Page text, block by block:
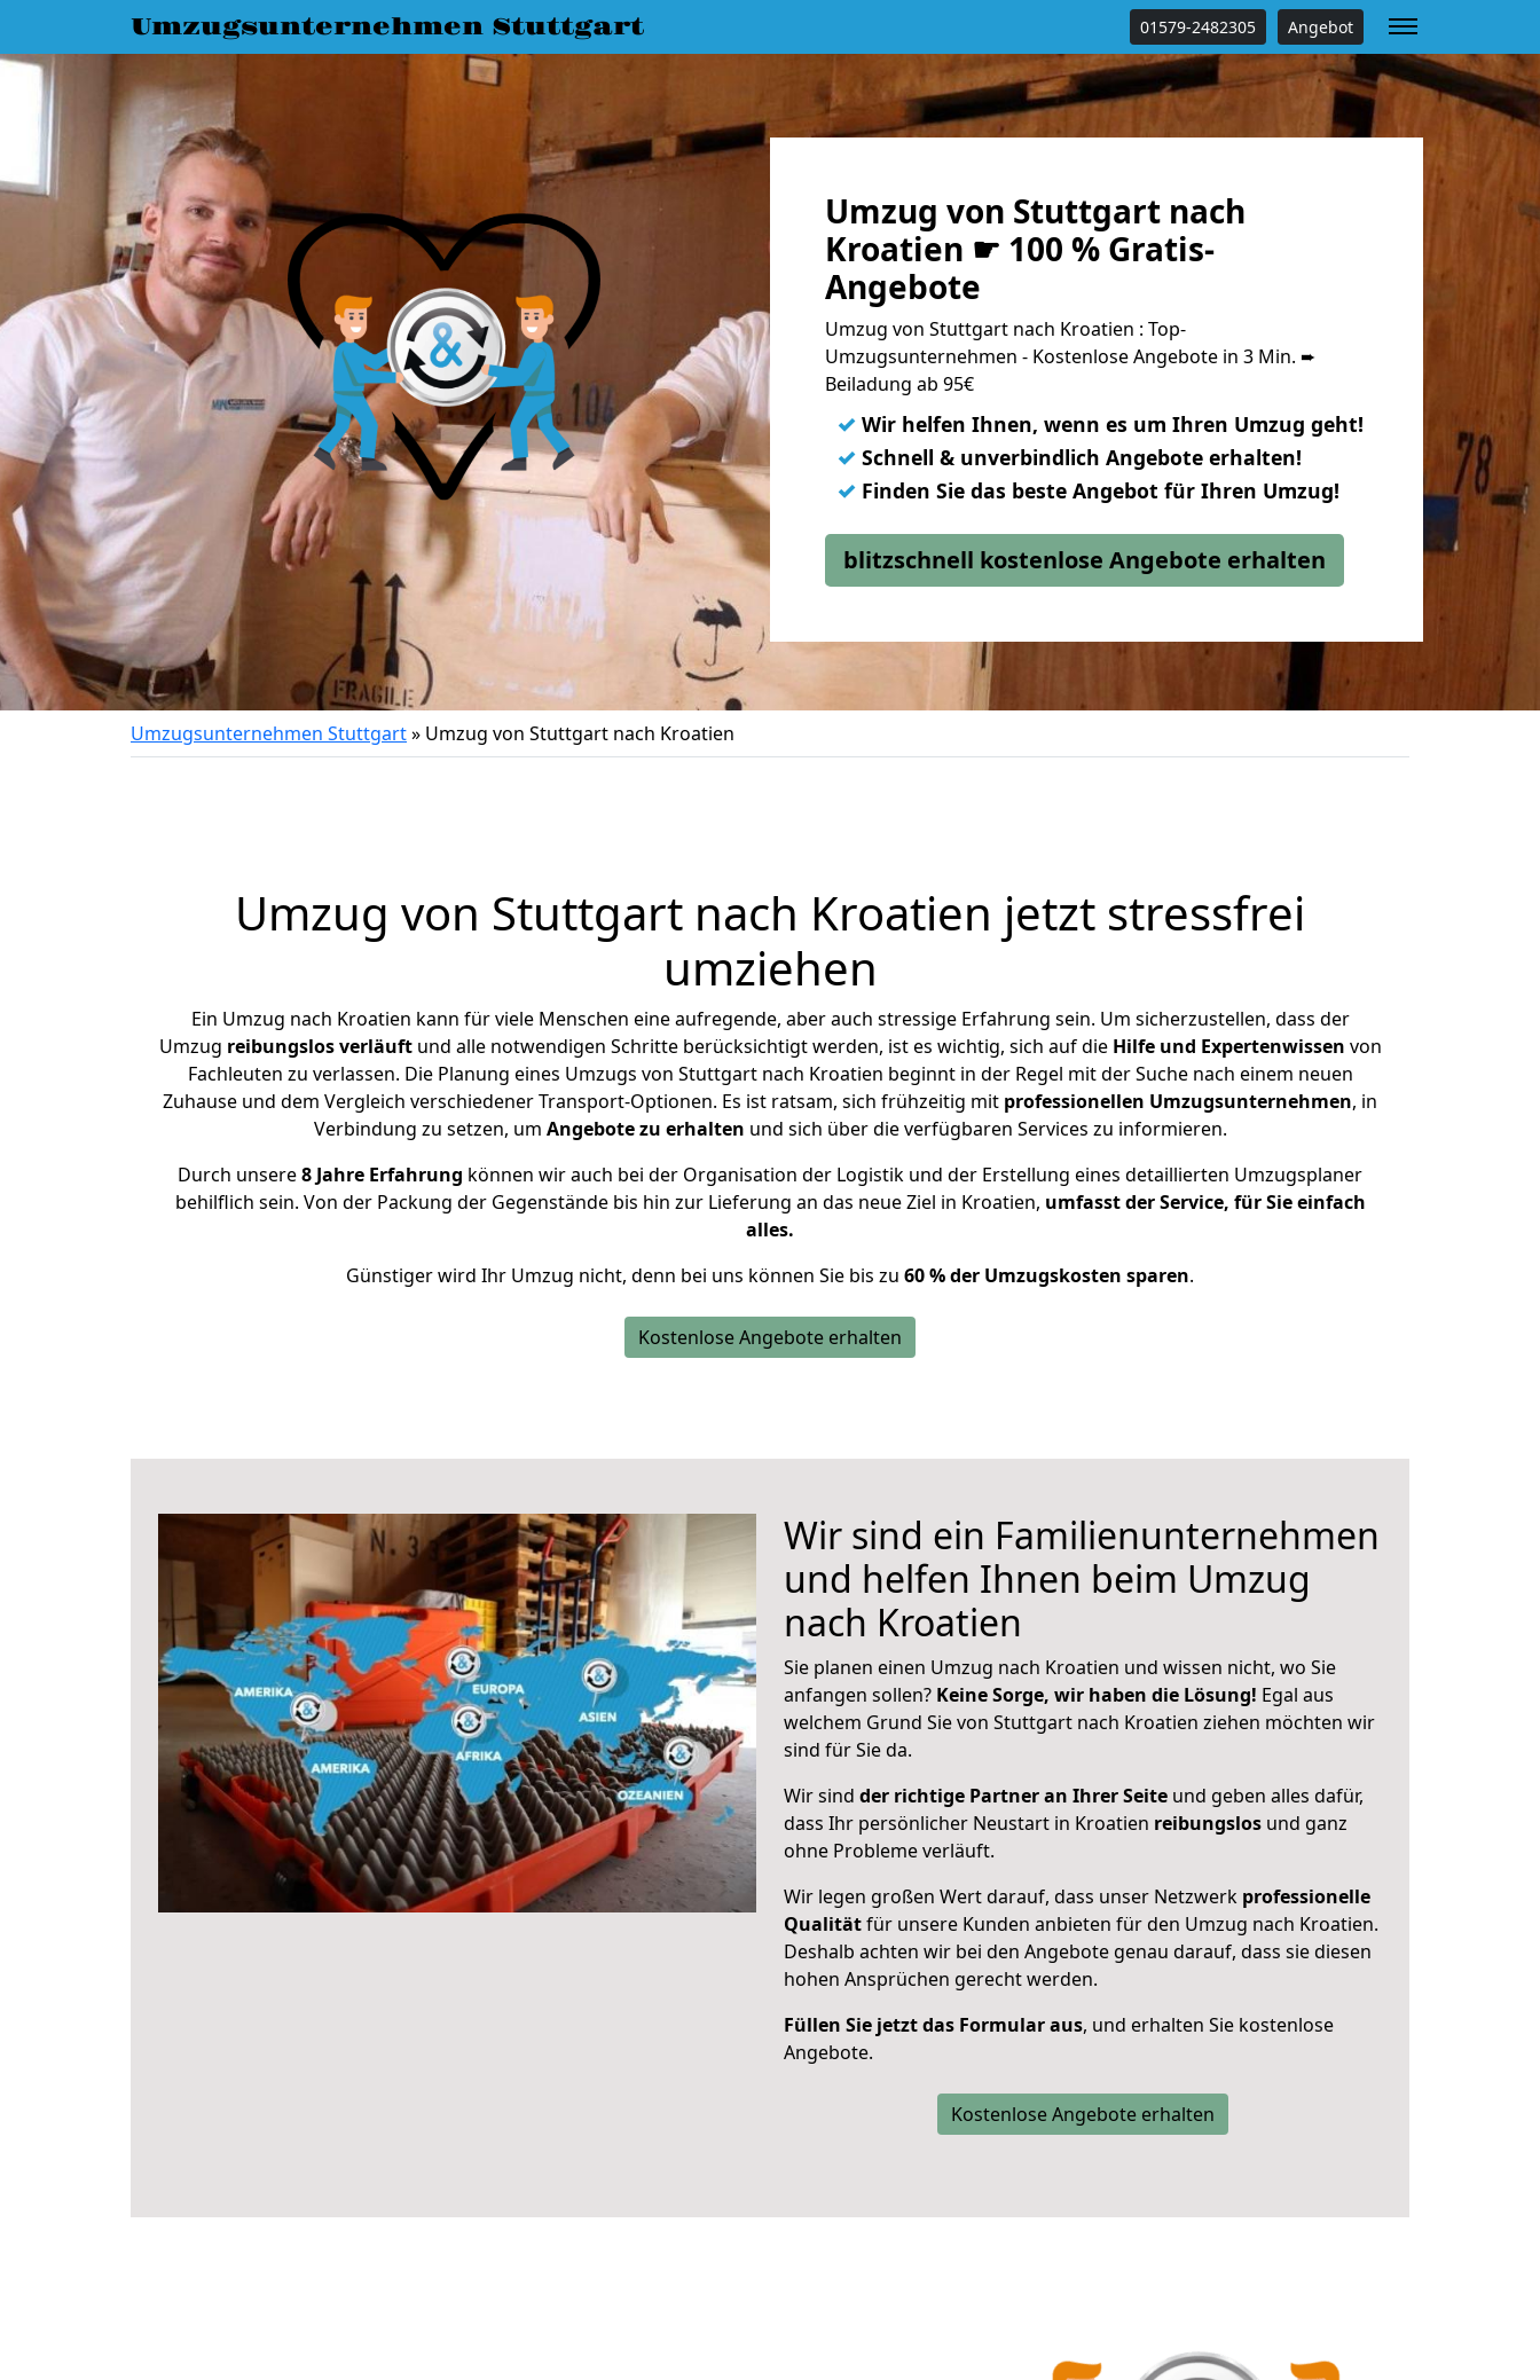
Umzugsunternehmen Stuttgart 01579-2482305 Angebot
Umzug von Stuttgart nach
Kroatien ☛ 100 % Gratis-
Angebote
Umzug von Stuttgart nach Kroatien : Top-
Umzugsunternehmen - Kostenlose Angebote in 3 Min. ➨
Beiladung ab 95€
✓ Wir helfen Ihnen, wenn es um Ihren Umzug geht!
✓ Schnell & unverbindlich Angebote erhalten!
✓ Finden Sie das beste Angebot für Ihren Umzug!
blitzschnell kostenlose Angebote erhalten
Umzugsunternehmen Stuttgart» Umzug von Stuttgart nach Kroatien
Umzug von Stuttgart nach Kroatien jetzt stressfrei
umziehen
Ein Umzug nach Kroatien kann für viele Menschen eine aufregende, aber auch stressige Erfahrung sein. Um sicherzustellen, dass der
Umzug reibungslos verläuftund alle notwendigen Schritte berücksichtigt werden, ist es wichtig, sich auf die Hilfe und Expertenwissen von
Fachleuten zu verlassen. Die Planung eines Umzugs von Stuttgart nach Kroatien beginnt in der Regel mit der Suche nach einem neuen
Zuhause und dem Vergleich verschiedener Transport-Optionen. Es ist ratsam, sich frühzeitig mit professionellen Umzugsunternehmen, in
Verbindung zu setzen, um Angebote zu erhalten und sich über die verfügbaren Services zu informieren.
Durch unsere8 Jahre Erfahrung können wir auch bei der Organisation der Logistik und der Erstellung eines detaillierten Umzugsplaner
behilflich sein. Von der Packung der Gegenstände bis hin zur Lieferung an das neue Ziel in Kroatien, umfasst der Service, für Sie einfach
alles.
Günstiger wird Ihr Umzug nicht, denn bei uns können Sie bis zu 60 % der Umzugskosten sparen.
Kostenlose Angebote erhalten
Wir sind ein Familienunternehmen
und helfen Ihnen beim Umzug
nach Kroatien
Sie planen einen Umzug nach Kroatien und wissen nicht, wo Sie
anfangen sollen? Keine Sorge, wir haben die Lösung! Egal aus
welchem Grund Sie von Stuttgart nach Kroatien ziehen möchten wir
sind für Sie da.
Wir sind der richtige Partner an Ihrer Seite und geben alles dafür,
dass Ihr persönlicher Neustart in Kroatien reibungslos und ganz
ohne Probleme verläuft.
Wir legen großen Wert darauf, dass unser Netzwerk professionelle
Qualitätfür unsere Kunden anbieten für den Umzug nach Kroatien.
Deshalb achten wir bei den Angebote genau darauf, dass sie diesen
hohen Ansprüchen gerecht werden.
Füllen Sie jetzt das Formular aus, und erhalten Sie kostenlose
Angebote.
Kostenlose Angebote erhalten